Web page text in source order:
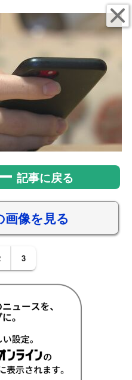
記事に戻る
画像を見る
3